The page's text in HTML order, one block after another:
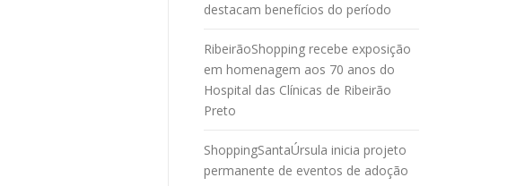
destacam benefícios do período
RibeirãoShopping recebe exposição
em homenagem aos 70 anos do
Hospital das Clínicas de Ribeirão
Preto
ShoppingSantaÚrsula inicia projeto
permanente de eventos de adoção